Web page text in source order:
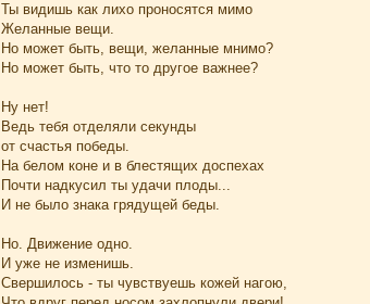
Ты видишь как лихо проносятся мимо
Желанные вещи.
Но может быть, вещи, желанные мнимо?
Но может быть, что то другое важнее?
Ну нет!
Ведь тебя отделяли секунды
от счастья победы.
На белом коне и в блестящих доспехах
Почти надкусил ты удачи плоды...
И не было знака грядущей беды.
Но. Движение одно.
И уже не изменишь.
Свершилось - ты чувствуешь кожей нагою,